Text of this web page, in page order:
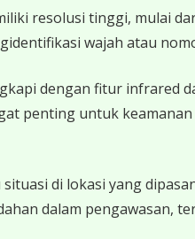
resolusi tinggi, mulai
wajah atau
dengan fitur
penting untuk
di lokasi yang
dalam pengawasan,